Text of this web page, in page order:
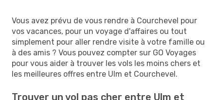
Vous avez prévu de vous rendre à Courchevel pour
vos vacances, pour un voyage d'affaires ou tout
simplement pour aller rendre visite à votre famille ou
à des amis ? Vous pouvez compter sur GO Voyages
pour vous aider à trouver les vols les moins chers et
les meilleures offres entre Ulm et Courchevel.
Trouver un vol pas cher entre Ulm et